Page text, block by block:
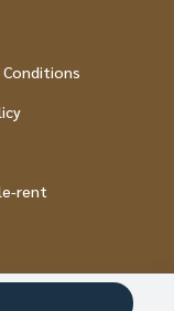
Conditions
rent